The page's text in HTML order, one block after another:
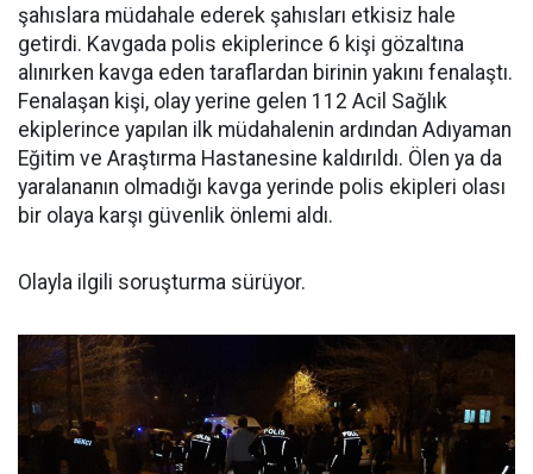
şahıslara müdahale ederek şahısları etkisiz hale
getirdi. Kavgada polis ekiplerince 6 kişi gözaltına
alınırken kavga eden taraflardan birinin yakını fenalaştı.
Fenalaşan kişi, olay yerine gelen 112 Acil Sağlık
ekiplerince yapılan ilk müdahalenin ardından Adıyaman
Eğitim ve Araştırma Hastanesine kaldırıldı. Ölen ya da
yaralananın olmadığı kavga yerinde polis ekipleri olası
bir olaya karşı güvenlik önlemi aldı.
Olayla ilgili soruşturma sürüyor.